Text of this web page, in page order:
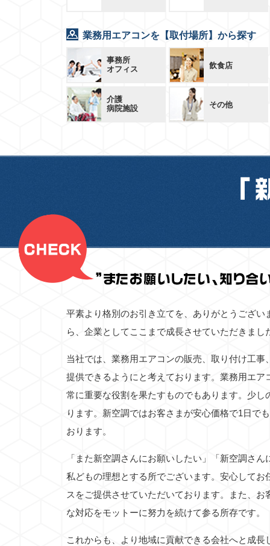
業務用エアコンを【取付場所】から探す
事務所
オフィス
飲食店
介護
病院施設
その他
平素より格別のお引き立てを、ありがとうござ
ら、企業としてここまで成長させていただきまし
当社では、業務用エアコンの販売、取り付け工
提供できるようにと考えております。業務用エ
常に重要な役割を果たすものでもあります。少
ります。新空調ではお客さまが安心価格で1日で
おります。
「また新空調さんにお願いしたい」「新空調さ
私どもの理想とする所でございます。安心して
スをご提供させていただいております。また、
な対応をモットーに努力を続けて参る所存です。
これからも、より地域に貢献できる会社へと成